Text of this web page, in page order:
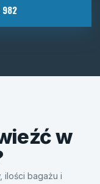
982
w
ilości bagażu i